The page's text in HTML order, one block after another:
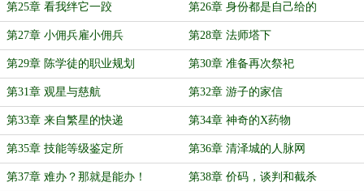
第25章 看我绊它一跤 第26章 身份都是自己给的
第27章 小佣兵雇小佣兵 第28章 法师塔下
第29章 陈学徒的职业规划 第30章 准备再次祭祀
第31章 观星与慈航 第32章 游子的家信
第33章 来自繁星的快递 第34章 神奇的X药物
第35章 技能等级鉴定所 第36章 清泽城的人脉网
第37章 难办？那就是能办！ 第38章 价码，谈判和截杀